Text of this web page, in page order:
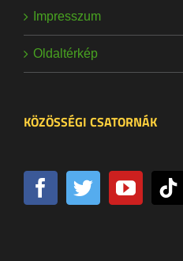
Impresszum
Oldaltérkép
KÖZÖSSÉGI CSATORNÁK